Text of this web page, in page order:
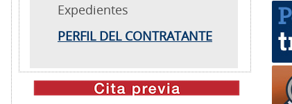
Expedientes
PERFIL DEL CONTRATANTE